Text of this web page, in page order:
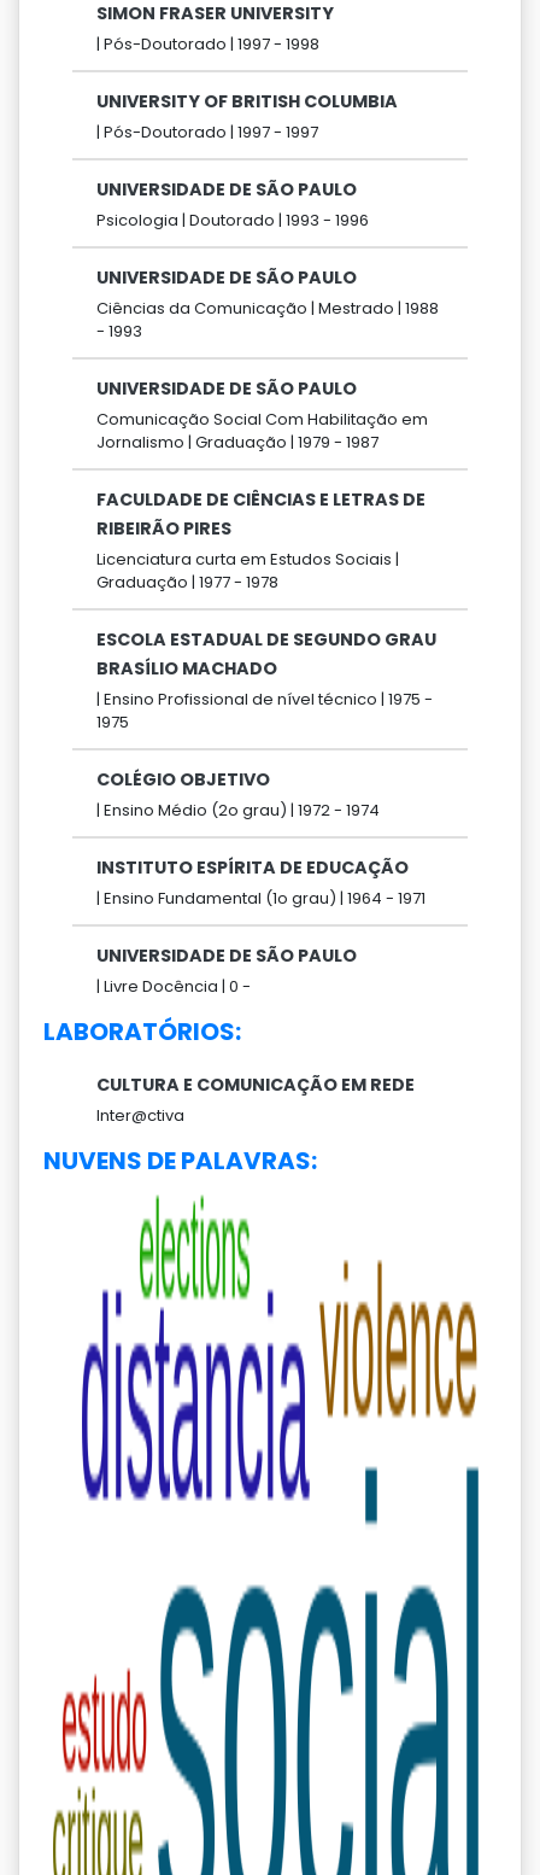
SIMON FRASER UNIVERSITY
| Pós-Doutorado | 1997 - 1998
UNIVERSITY OF BRITISH COLUMBIA
| Pós-Doutorado | 1997 - 1997
UNIVERSIDADE DE SÃO PAULO
Psicologia | Doutorado | 1993 - 1996
UNIVERSIDADE DE SÃO PAULO
Ciências da Comunicação | Mestrado | 1988
- 1993
UNIVERSIDADE DE SÃO PAULO
Comunicação Social Com Habilitação em
Jornalismo | Graduação | 1979 - 1987
FACULDADE DE CIÊNCIAS E LETRAS DE
RIBEIRÃO PIRES
Licenciatura curta em Estudos Sociais |
Graduação | 1977 - 1978
ESCOLA ESTADUAL DE SEGUNDO GRAU
BRASÍLIO MACHADO
| Ensino Profissional de nível técnico | 1975 -
1975
COLÉGIO OBJETIVO
| Ensino Médio (2o grau) | 1972 - 1974
INSTITUTO ESPÍRITA DE EDUCAÇÃO
| Ensino Fundamental (1o grau) | 1964 - 1971
UNIVERSIDADE DE SÃO PAULO
| Livre Docência | 0 -
LABORATÓRIOS:
CULTURA E COMUNICAÇÃO EM REDE
Inter@ctiva
NUVENS DE PALAVRAS: